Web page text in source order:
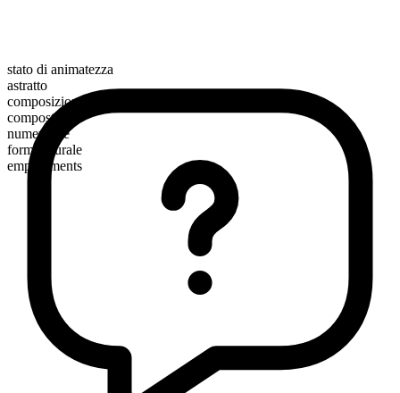
stato di animatezza
astratto
composizione morfologica
composto
numerabile
forma plurale
employments